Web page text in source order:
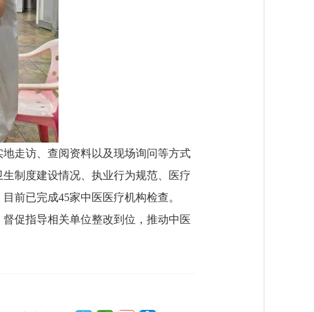
走访、查阅资料以及现场询问等方式
制度建设情况、执业行为规范、医疗
前已完成45家中医医疗机构检查。
促指导相关单位整改到位，推动中医